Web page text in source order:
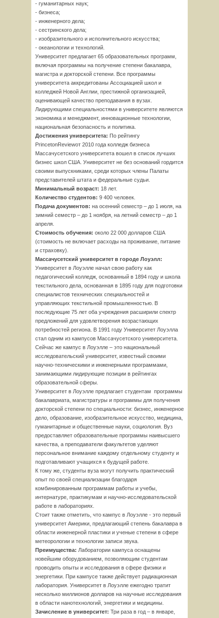
- гуманитарных наук;
- бизнеса;
- инженерного дела;
- сестринского дела;
- изобразительного и исполнительного искусства;
- океанологии и технологий.
Университет предлагает 65 образовательных программ,
включая программы на получение степени бакалавра,
магистра и докторской степени. Все программы
университета аккредитованы Ассоциацией школ и
колледжей Новой Англии, престижной организацией,
оценивающей качество преподавания в вузах.
Лидирующими специальностями в университете являются
экономика и менеджмент, инновационные технологии,
национальная безопасность и политика.
Достижения университета: По рейтингу
PrincetonReviewот 2010 года колледж бизнеса
Массачусетского университета вошел в список лучших
бизнес школ США. Университет не без оснований гордится
своими выпускниками, среди которых члены Палаты
представителей штата и федеральные судьи.
Минимальный возраст: 18 лет.
Количество студентов: 9 400 человек.
Подача документов: на осенний семестр – до 1 июля, на
зимний семестр – до 1 ноября, на летний семестр – до 1
апреля.
Стоимость обучения: около 22 000 долларов США
(стоимость не включает расходы на проживание, питание
и страховку).
Массачусетский университет в городе Лоуэлл:
Университет в Лоуэлле начал свою работу как
педагогический колледж, основанный в 1894 году и школа
текстильного дела, основанная в 1895 году для подготовки
специалистов технических специальностей и
управляющих текстильной промышленностью. В
последующие 75 лет оба учреждения расширили спектр
предложений для удовлетворения возрастающих
потребностей региона. В 1991 году Университет Лоуэлла
стал одним из кампусов Массачусетского университета.
Сейчас же кампус в Лоуэлле – это национальный
исследовательский университет, известный своими
научно-техническими и инженерными программами,
занимающими лидирующие позиции в рейтингах
образовательной сферы.
Университет в Лоуэлле предлагает студентам программы
бакалавриата, магистратуры и программы для получения
докторской степени по специальности: бизнес, инженерное
дело, образование, изобразительное искусство, медицина,
гуманитарные и общественные науки, социология. Вуз
предоставляет образовательные программы наивысшего
качества, а преподаватели факультетов уделяют
персональное внимание каждому отдельному студенту и
подготавливают учащихся к будущей работе.
К тому же, студенты вуза могут получить практический
опыт по своей специализации благодаря
комбинированным программам работы и учебы,
интернатуре, практикумам и научно-исследовательской
работе в лабораториях.
Стоит также отметить, что кампус в Лоуэлле - это первый
университет Америки, предлагающий степень бакалавра в
области инженерной пластики и ученые степени в сфере
метеорологии и технологии записи звука.
Преимущества: Лаборатории кампуса оснащены
новейшим оборудованием, позволяющим студентам
проводить опыты и исследования в сфере физики и
энергетики. При кампусе также действует радиационная
лаборатория. Университет в Лоуэлле ежегодно тратит
несколько миллионов долларов на научные исследования
в области нанотехнологий, энергетики и медицины.
Зачисление в университет: Три раза в год – в январе,